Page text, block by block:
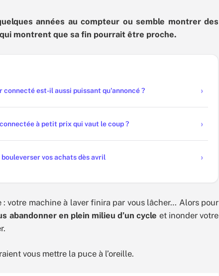
années au compteur ou semble montrer des
montrent que sa fin pourrait être proche.
connecté est-il aussi puissant qu'annoncé ?
à petit prix qui vaut le coup ?
vos achats dès avril
votre machine à laver finira par vous lâcher… Alors pour
abandonner en plein milieu d’un cycle et inonder votre
vous mettre la puce à l’oreille.